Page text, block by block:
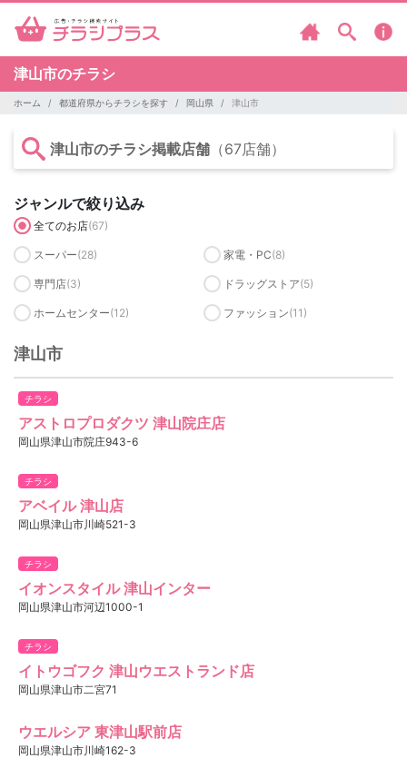
津山市のチラシ
ホーム 都道府県からチラシを探す 岡山県 津山市
津山市のチラシ掲載店舗 （67店舗）
ジャンルで絞り込み
全てのお店(67)
スーパー(28) 家電・PC(8)
専門店(3) ドラッグストア(5)
ホームセンター(12) ファッション(11)
津山市
チラシ
アストロプロダクツ 津山院庄店
岡山県津山市院庄943-6
チラシ
アベイル 津山店
岡山県津山市川崎521-3
チラシ
イオンスタイル 津山インター
岡山県津山市河辺1000-1
チラシ
イトウゴフク 津山ウエストランド店
岡山県津山市二宮71
ウエルシア 東津山駅前店
岡山県津山市川崎162-3